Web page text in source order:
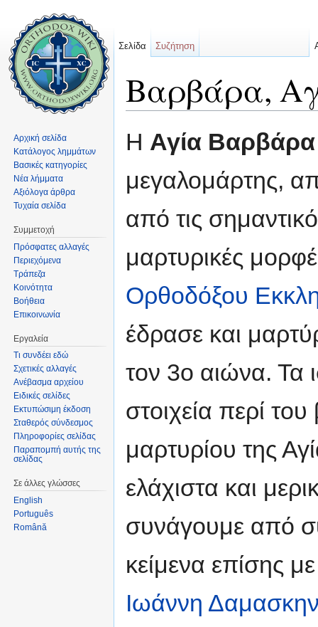
Βαρβάρα,
Η Αγία Βαρβάρα
μεγαλομάρτης,
από τις
μαρτυρικές
Ορθοδόξου
έδρασε και
τον 3ο αιώνα. Τα
στοιχεία περί του
μαρτυρίου της
ελάχιστα και
συνάγουμε από
κείμενα επίσης
Ιωάννη
Σελίδα Συζήτηση
Αρχική σελίδα
Κατάλογος λημμάτων
Βασικές κατηγορίες
Νέα λήμματα
Αξιόλογα άρθρα
Τυχαία σελίδα
Συμμετοχή
Πρόσφατες αλλαγές
Περιεχόμενα
Τράπεζα
Κοινότητα
Βοήθεια
Επικοινωνία
Εργαλεία
Τι συνδέει εδώ
Σχετικές αλλαγές
Ανέβασμα αρχείου
Ειδικές σελίδες
Εκτυπώσιμη έκδοση
Σταθερός σύνδεσμος
Πληροφορίες σελίδας
Παραπομπή αυτής της
σελίδας
Σε άλλες γλώσσες
English
Português
Română